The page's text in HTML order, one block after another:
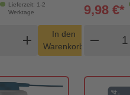
Lieferzeit: 1-2
Werktage
Warenkorb Menge
add
In den
Warenkorb
shopping_cart
9,98 €*
remove